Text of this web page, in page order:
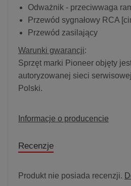
Odważnik - przeciwwaga
Przewód sygnałowy RCA
Przewód zasilający
Warunki gwarancji:
Sprzęt marki Pioneer objęty
autoryzowanej sieci
Polski.
Informacje o producencie
Recenzje
Produkt nie posiada recenzji.